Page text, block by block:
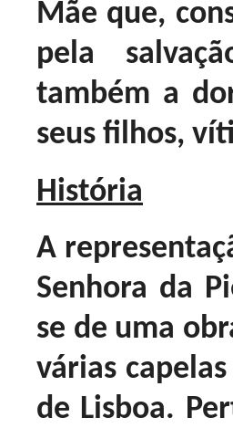
Mãe que,
pela
também a
seus filhos,
História
A
Senhora da
se de uma
várias
de Lisboa.